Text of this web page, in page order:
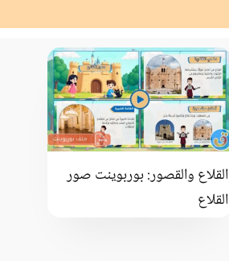
القلاع والقصور: بوربوينت صور
القلاع